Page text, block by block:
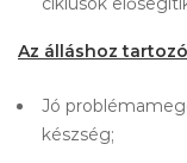
Az álláshoz
Jó
készség;